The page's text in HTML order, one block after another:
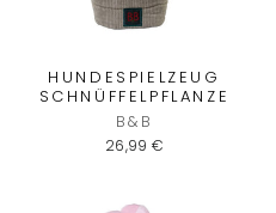
HUNDESPIELZEUG
SCHNÜFFELPFLANZE
B&B
26,99 €